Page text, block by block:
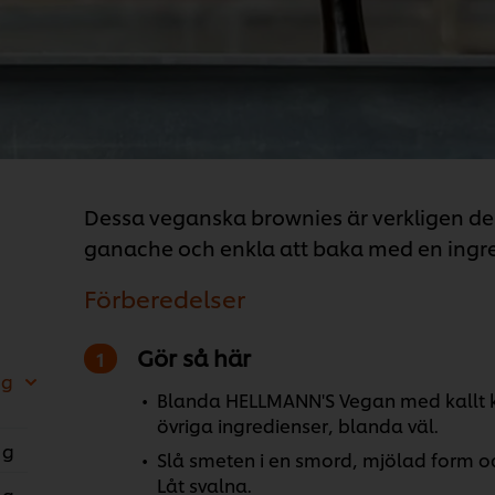
Dessa veganska brownies är verkligen
ganache och enkla att baka med en
Förberedelser
Gör så här
Blanda HELLMANN'S Vegan med
övriga ingredienser, blanda väl.
Slå smeten i en smord, mjölad form
Låt svalna.